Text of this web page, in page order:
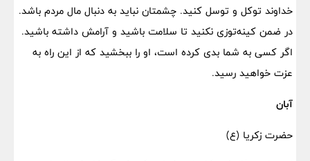
خداوند توکل و توسل کنید. چشمتان نباید به دنبال مال مردم باشد.
در ضمن کینه‌توزی نکنید تا سلامت باشید و آرامش داشته باشید.
اگر کسی به شما بدی کرده است، او را ببخشید که از این راه به
عزت خواهید رسید.
آبان
حضرت زکریا (ع)